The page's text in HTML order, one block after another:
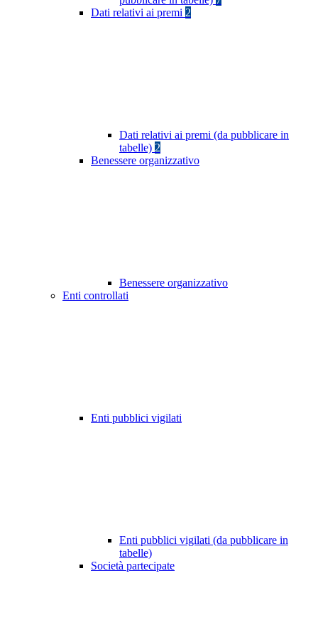
Dati relativi ai premi 2
Dati relativi ai premi (da pubblicare in
tabelle) 2
Benessere organizzativo
Benessere organizzativo
Enti controllati
Enti pubblici vigilati
Enti pubblici vigilati (da pubblicare in
tabelle)
Società partecipate